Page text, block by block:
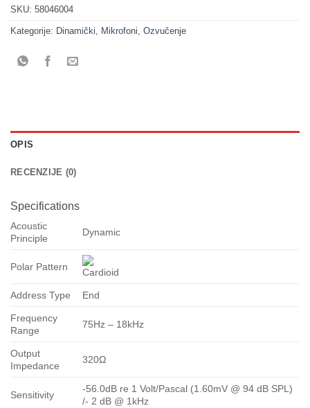
SKU: 58046004
Kategorije: Dinamički, Mikrofoni, Ozvučenje
OPIS
RECENZIJE (0)
Specifications
Acoustic
Principle
Dynamic
Polar Pattern
Address Type End
Frequency
Range
75Hz – 18kHz
Output
Impedance
320Ω
Sensitivity
-56.0dB re 1 Volt/Pascal (1.60mV @ 94 dB SPL)
/- 2 dB @ 1kHz